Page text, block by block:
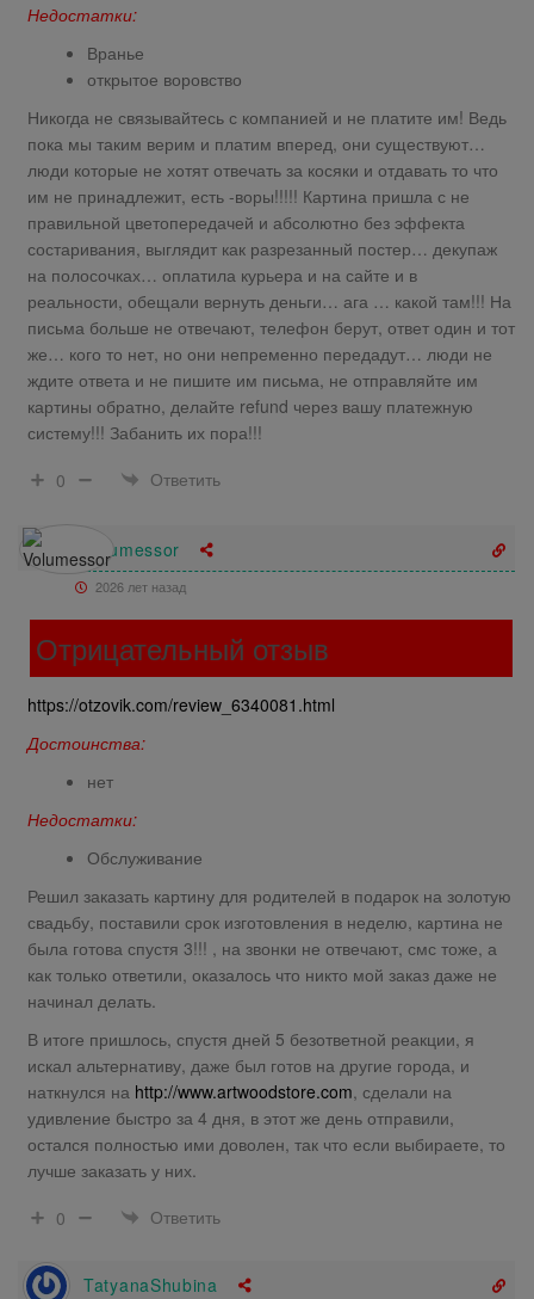
Недостатки:
Вранье
открытое воровство
Никогда не связывайтесь с компанией и не платите им! Ведь
пока мы таким верим и платим вперед, они существуют…
люди которые не хотят отвечать за косяки и отдавать то что
им не принадлежит, есть -воры!!!!! Картина пришла с не
правильной цветопередачей и абсолютно без эффекта
состаривания, выглядит как разрезанный постер… декупаж
на полосочках… оплатила курьера и на сайте и в
реальности, обещали вернуть деньги… ага … какой там!!! На
письма больше не отвечают, телефон берут, ответ один и тот
же… кого то нет, но они непременно передадут… люди не
ждите ответа и не пишите им письма, не отправляйте им
картины обратно, делайте refund через вашу платежную
систему!!! Забанить их пора!!!
0
Ответить
Volumessor
2026 лет назад
Отрицательный отзыв
https://otzovik.com/review_6340081.html
Достоинства:
нет
Недостатки:
Обслуживание
Решил заказать картину для родителей в подарок на золотую
свадьбу, поставили срок изготовления в неделю, картина не
была готова спустя 3!!! , на звонки не отвечают, смс тоже, а
как только ответили, оказалось что никто мой заказ даже не
начинал делать.
В итоге пришлось, спустя дней 5 безответной реакции, я
искал альтернативу, даже был готов на другие города, и
наткнулся на http://www.artwoodstore.com, сделали на
удивление быстро за 4 дня, в этот же день отправили,
остался полностью ими доволен, так что если выбираете, то
лучше заказать у них.
0
Ответить
TatyanaShubina